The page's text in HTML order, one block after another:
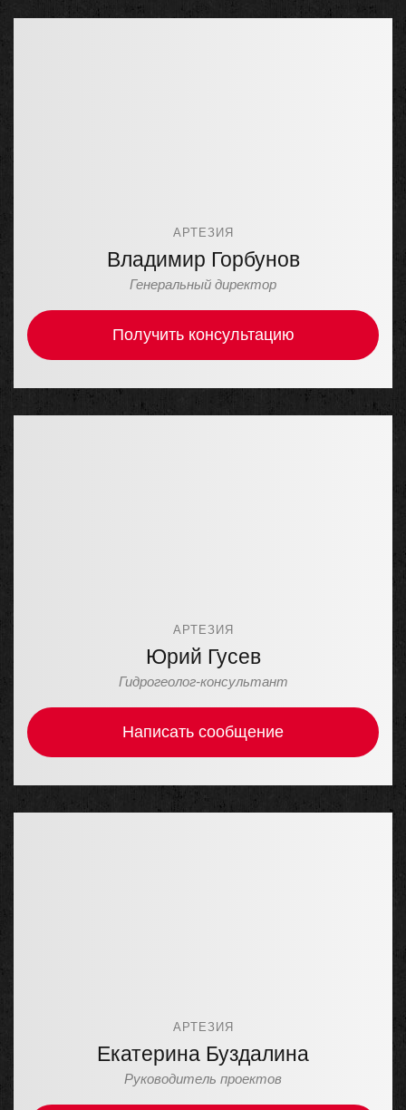
АРТЕЗИЯ
Владимир Горбунов
Генеральный директор
Получить консультацию
АРТЕЗИЯ
Юрий Гусев
Гидрогеолог-консультант
Написать сообщение
АРТЕЗИЯ
Екатерина Буздалина
Руководитель проектов